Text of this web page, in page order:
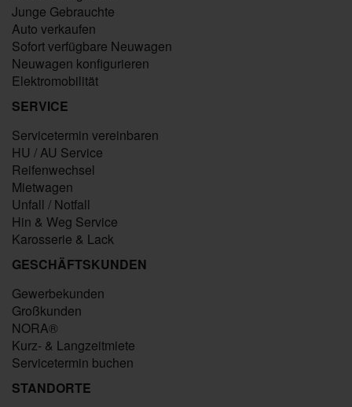
Junge Gebrauchte
Auto verkaufen
Sofort verfügbare Neuwagen
Neuwagen konfigurieren
Elektromobilität
SERVICE
Servicetermin vereinbaren
HU / AU Service
Reifenwechsel
Mietwagen
Unfall / Notfall
Hin & Weg Service
Karosserie & Lack
GESCHÄFTSKUNDEN
Gewerbekunden
Großkunden
NORA®
Kurz- & Langzeitmiete
Servicetermin buchen
STANDORTE